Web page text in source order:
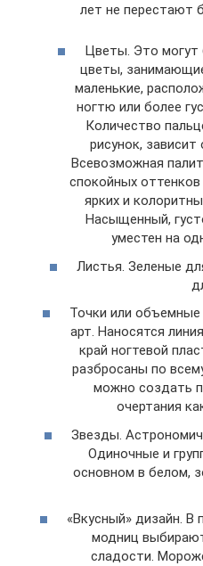
лет не перестают
Цветы. Это
цветы,
маленькие,
ногтю или более
Количество
рисунок,
Всевозможная
спокойных
ярких и
Насыщенный,
уместен на
Листья. Зеленые
Точки или объемные
арт. Наносятся
край ногтевой
разбросаны по
можно создать
очертания
Звезды.
Одиночные и
основном в белом,
«Вкусный» дизайн. В
модниц
сладости.